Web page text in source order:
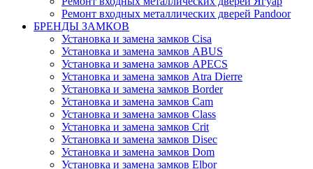
Ремонт входных металлических дверей Pandoor
БРЕНДЫ ЗАМКОВ
Установка и замена замков Cisa
Установка и замена замков ABUS
Установка и замена замков APECS
Установка и замена замков Atra Dierre
Установка и замена замков Border
Установка и замена замков Cam
Установка и замена замков Class
Установка и замена замков Crit
Установка и замена замков Disec
Установка и замена замков Dom
Установка и замена замков Elbor